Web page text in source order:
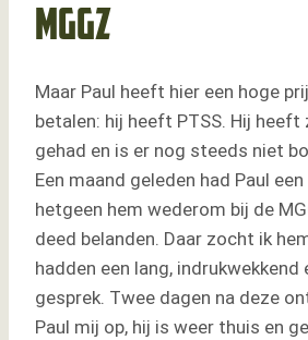
MGGZ
Maar Paul heeft hier een hoge
betalen: hij heeft PTSS. Hij heeft
gehad en is er nog steeds niet
Een maand geleden had Paul
hetgeen hem wederom bij de
deed belanden. Daar zocht ik
hadden een lang, indrukwekkend
gesprek. Twee dagen na deze
Paul mij op, hij is weer thuis en